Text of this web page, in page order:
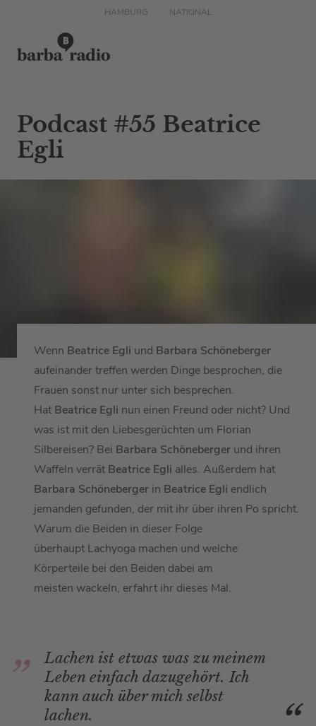
HAMBURG NATIONAL
Podcast #55 Beatrice
Egli
Wenn Beatrice Egli und Barbara Schöneberger
aufeinander treffen werden Dinge besprochen, die
Frauen sonst nur unter sich besprechen.
Hat Beatrice Egli nun einen Freund oder nicht? Und
was ist mit den Liebesgerüchten um Florian
Silbereisen? Bei Barbara Schöneberger und ihren
Waffeln verrät Beatrice Egli alles. Außerdem hat
Barbara Schöneberger in Beatrice Egli endlich
jemanden gefunden, der mit ihr über ihren Po spricht.
Warum die Beiden in dieser Folge
überhaupt Lachyoga machen und welche
Körperteile bei den Beiden dabei am
meisten wackeln, erfahrt ihr dieses Mal.
Lachen ist etwas was zu meinem
Leben einfach dazugehört. Ich
kann auch über mich selbst
lachen.